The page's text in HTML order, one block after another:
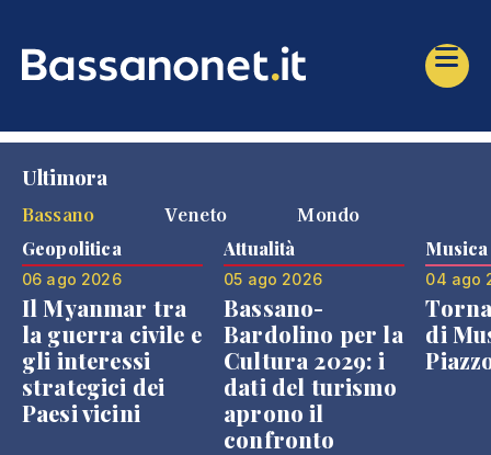
Ultimora
Bassano
Veneto Mondo
Geopolitica
06 ago 2026
Il Myanmar tra
la guerra civile e
gli interessi
strategici dei
Paesi vicini
Attualità
05 ago 2026
Bassano-
Bardolino per la
Cultura 2029: i
dati del turismo
aprono il
confronto
Musica
04 ago
di